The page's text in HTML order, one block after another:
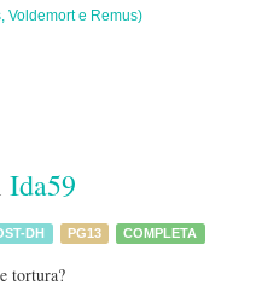
Voldemort e Remus)
Ida59
DH PG13 COMPLETA
tortura?